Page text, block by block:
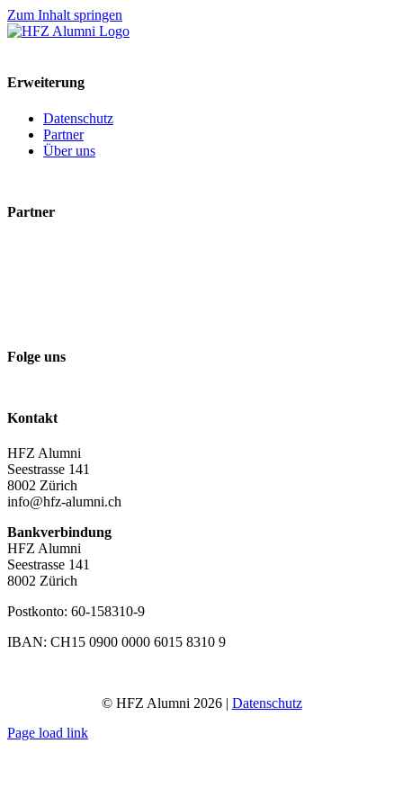
Zum Inhalt springen
Erweiterung
Datenschutz
Partner
Über uns
Partner
Folge uns
Kontakt
HFZ Alumni
Seestrasse 141
8002 Zürich
info@hfz-alumni.ch
Bankverbindung
HFZ Alumni
Seestrasse 141
8002 Zürich
Postkonto: 60-158310-9
IBAN: CH15 0900 0000 6015 8310 9
© HFZ Alumni 2026 | Datenschutz
Page load link